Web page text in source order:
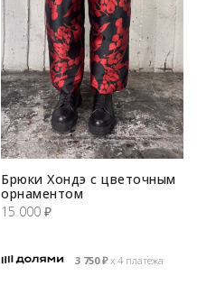
Брюки Хондэ с цветочным
орнаментом
15 000 ₽
3 750₽х 4 платежа